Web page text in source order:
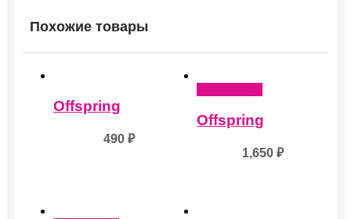
Похожие товары
Offspring
490₽
Offspring
1,650₽